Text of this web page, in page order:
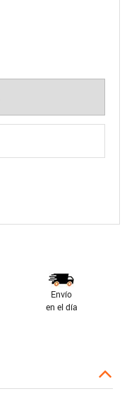
Envío
en el día